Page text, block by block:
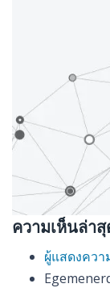
ความเห็นล่า
ผู้แสดงควา